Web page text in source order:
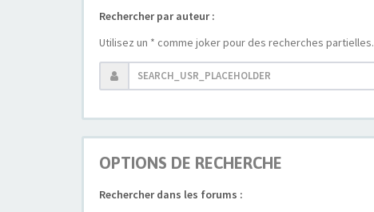
Rechercher par auteur :
Utilisez un * comme joker pour des recherches partielles.
OPTIONS DE RECHERCHE
Rechercher dans les forums :